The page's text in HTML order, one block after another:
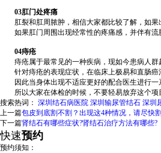
03肛门处疼痛
肛裂和肛周脓肿，相信大家都比较了解，如果
如果肛门周围出现经常性的疼痛感，并伴有流
04痔疮
痔疮属于最常见的一种疾病，现如今患病人群
针对痔疮的表现症状，在临床上极易和直肠癌
因此当身体出现不适应更好的配合医生进行一
所以大家在体检的时候，不要轻易放弃这个项
搜索热词： 深圳结石病医院 深圳输尿管结石 深圳
上一篇包皮到底割不割？出现这4种情况，请尽快
下一篇肾结石有哪些症状?肾结石治疗方法有哪些?
快速预约
预约须知：